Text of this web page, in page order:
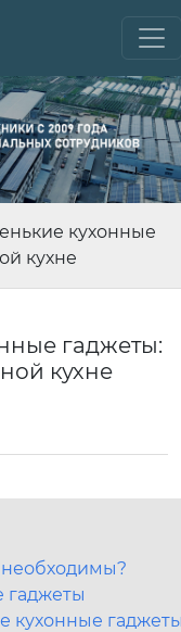
кухонные
кухне
гаджеты:
кухне
необходимы?
гаджеты
кухонные